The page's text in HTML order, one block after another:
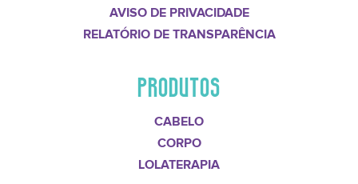
AVISO DE PRIVACIDADE
RELATÓRIO DE TRANSPARÊNCIA
PRODUTOS
CABELO
CORPO
LOLATERAPIA